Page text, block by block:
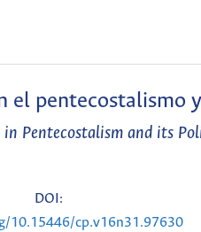
el pentecostalismo
Pentecostalism and its
DOI:
10.15446/cp.v16n31.97630